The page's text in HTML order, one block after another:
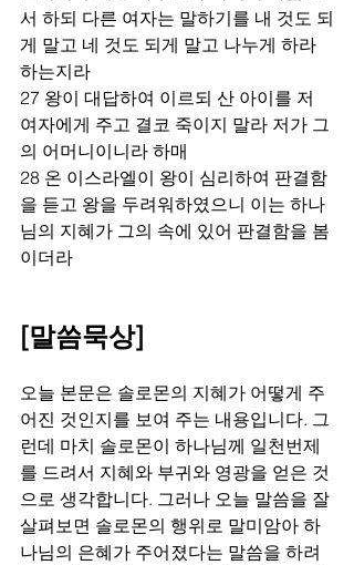
서 하되 다른 여자는 말하기를 내 것도 되
게 말고 네 것도 되게 말고 나누게 하라
하는지라
27 왕이 대답하여 이르되 산 아이를 저
여자에게 주고 결코 죽이지 말라 저가 그
의 어머니이니라 하매
28 온 이스라엘이 왕이 심리하여 판결함
을 듣고 왕을 두려워하였으니 이는 하나
님의 지혜가 그의 속에 있어 판결함을 봄
이더라
[말씀묵상]
오늘 본문은 솔로몬의 지혜가 어떻게 주
어진 것인지를 보여 주는 내용입니다. 그
런데 마치 솔로몬이 하나님께 일천번제
를 드려서 지혜와 부귀와 영광을 얻은 것
으로 생각합니다. 그러나 오늘 말씀을 잘
살펴보면 솔로몬의 행위로 말미암아 하
나님의 은혜가 주어졌다는 말씀을 하려